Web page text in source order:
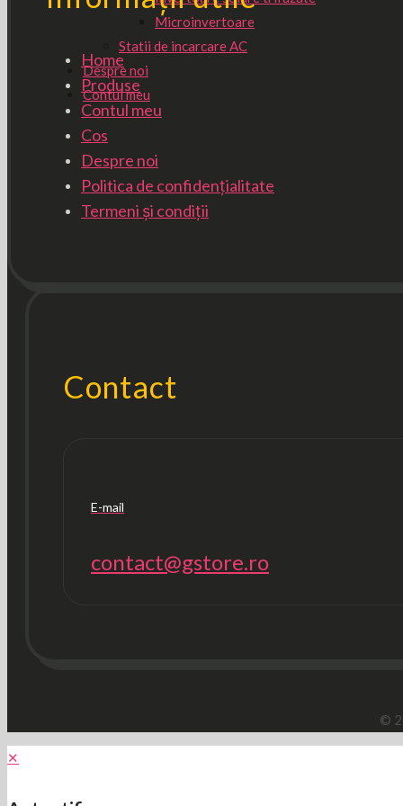
Microinvertoare
Statii de incarcare AC
Despre noi
Contul meu
Home
Produse
Contul meu
Cos
Despre noi
Politica de confidențialitate
Termeni și condiții
Contact
E-mail
contact@gstore.ro
©
✕